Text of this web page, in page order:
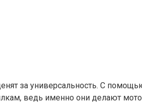
за универсальность. С
ведь именно они делают